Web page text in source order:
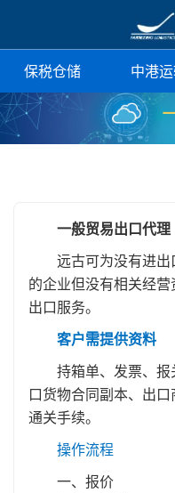
保税仓储 中港
一般贸易出口代理
远古可为没有进
的企业但没有相关经
出口服务。
客户需提供资料
持箱单、发票、
口货物合同副本、出
通关手续。
操作流程
一、报价